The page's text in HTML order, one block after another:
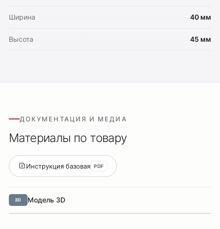
Ширина 40 мм
Высота 45 мм
ДОКУМЕНТАЦИЯ И МЕДИА
Материалы по товару
Инструкция базовая PDF
3D Модель 3D